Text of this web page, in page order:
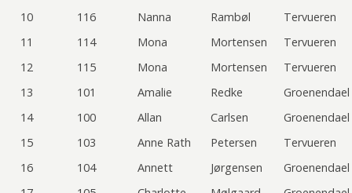
10
116 Nanna Rambøl
Tervueren
11
114 Mona Mortensen
Tervueren
12
115 Mona Mortensen
Tervueren
13
101 Amalie Redke
Groenendael
14
100 Allan Carlsen
Groenendael
15
103 Anne Rath Petersen
Tervueren
16
104 Annett Jørgensen
Groenendael